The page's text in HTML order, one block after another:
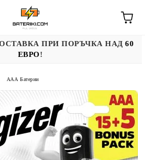
ПРИ ПОРЪЧКА НАД60
ЕВРО!
ААА Батерии